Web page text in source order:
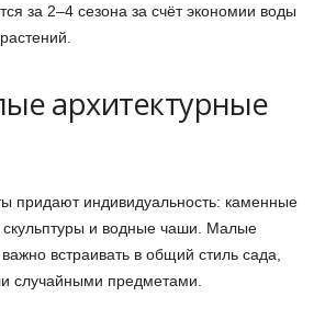
за 2–4 сезона за счёт экономии воды
архитектурные
придают индивидуальность: каменные
скульптуры и водные чаши. Малые
встраивать в общий стиль сада,
случайными предметами.